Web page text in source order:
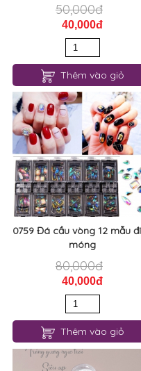
50,000đ
40,000đ
Thêm vào giỏ
0759 Đá cầu vòng 12 mẫu
móng
80,000đ
40,000đ
Thêm vào giỏ